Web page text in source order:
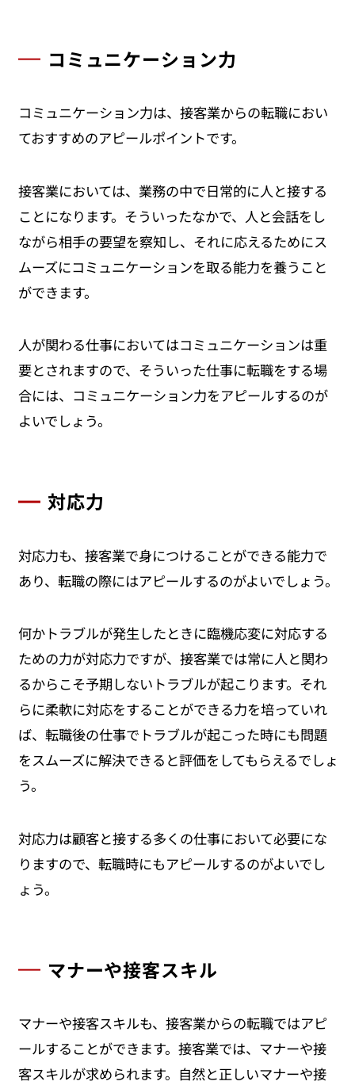
コミュニケーション力
コミュニケーション力は、接客業からの転職におい
ておすすめのアピールポイントです。
接客業においては、業務の中で日常的に人と接する
ことになります。そういったなかで、人と会話をし
ながら相手の要望を察知し、それに応えるためにス
ムーズにコミュニケーションを取る能力を養うこと
ができます。
人が関わる仕事においてはコミュニケーションは重
要とされますので、そういった仕事に転職をする場
合には、コミュニケーション力をアピールするのが
よいでしょう。
対応力
対応力も、接客業で身につけることができる能力で
あり、転職の際にはアピールするのがよいでしょう。
何かトラブルが発生したときに臨機応変に対応する
ための力が対応力ですが、接客業では常に人と関わ
るからこそ予期しないトラブルが起こります。それ
らに柔軟に対応をすることができる力を培っていれ
ば、転職後の仕事でトラブルが起こった時にも問題
をスムーズに解決できると評価をしてもらえるでしょ
う。
対応力は顧客と接する多くの仕事において必要にな
りますので、転職時にもアピールするのがよいでし
ょう。
マナーや接客スキル
マナーや接客スキルも、接客業からの転職ではアピ
ールすることができます。接客業では、マナーや接
客スキルが求められます。自然と正しいマナーや接